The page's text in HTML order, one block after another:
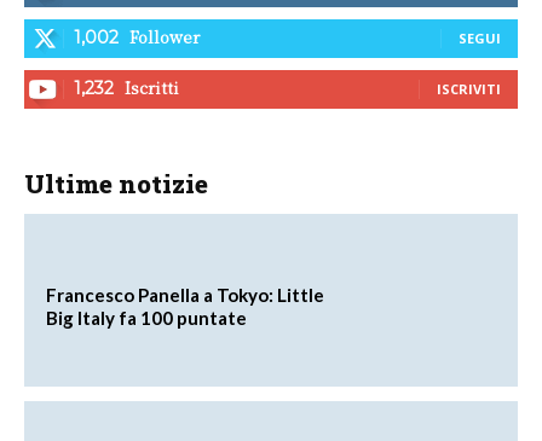
1,002 Follower SEGUI
1,232 Iscritti ISCRIVITI
Ultime notizie
Francesco Panella a Tokyo: Little
Big Italy fa 100 puntate